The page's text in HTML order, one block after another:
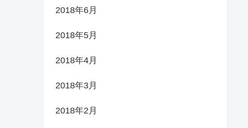
2018年6月
2018年5月
2018年4月
2018年3月
2018年2月